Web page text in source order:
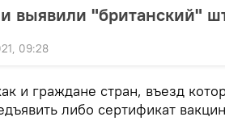
выявили "британский"
09:28
и граждане стран, въезд
либо сертификат